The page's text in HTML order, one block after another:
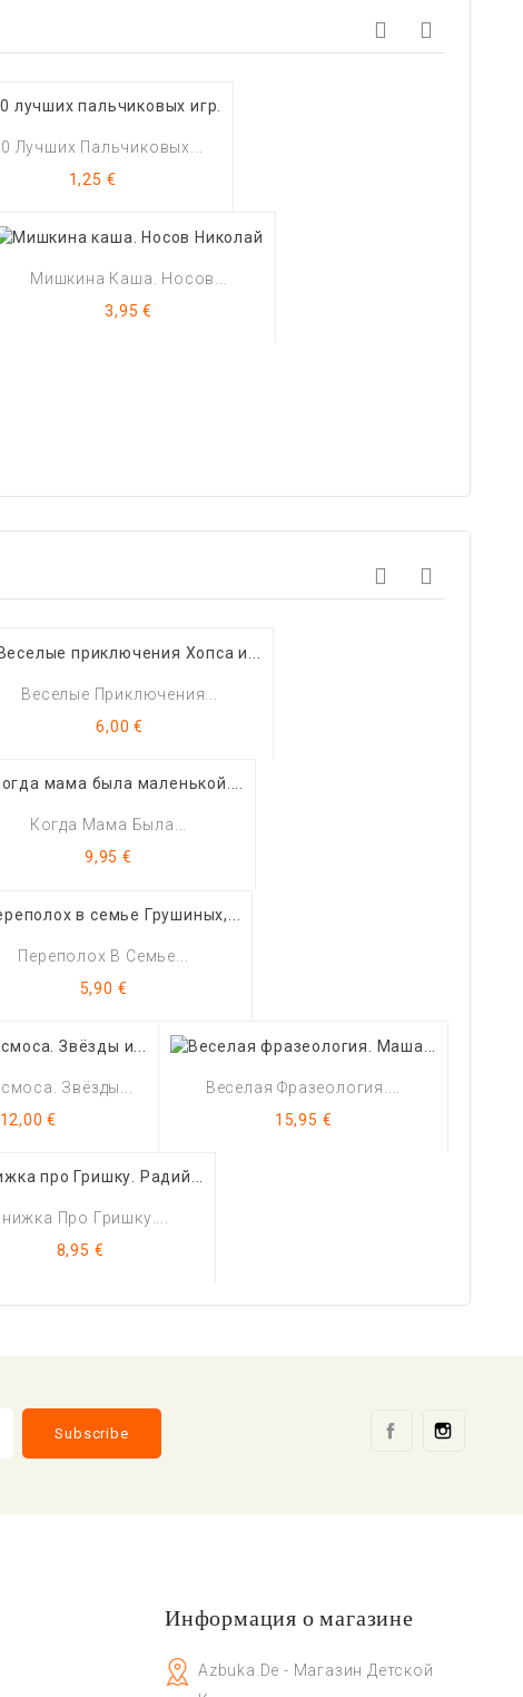
Лучших Пальчиковых...
Цена
1,25 €
Мишкина Каша. Носов...
Цена
3,95 €
Веселые Приключения...
Цена
6,00 €
Когда Мама Была...
Цена
9,95 €
Переполох В Семье...
Цена
5,90 €
Звёзды...
Цена
12,00 €
Веселая Фразеология....
Цена
15,95 €
Про Гришку....
Цена
8,95 €
Facebook
Информация о магазине
Azbuka.de - Магазин Детской